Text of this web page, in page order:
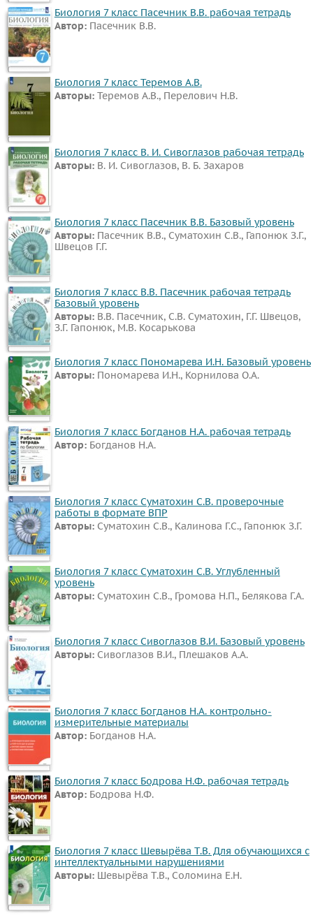
Биология 7 класс Пасечник В.В. рабочая тетрадь
Автор: Пасечник В.В.
Биология 7 класс Теремов А.В.
Авторы: Теремов А.В., Перелович Н.В.
Биология 7 класс В. И. Сивоглазов рабочая тетрадь
Авторы: В. И. Сивоглазов, В. Б. Захаров
Биология 7 класс Пасечник В.В. Базовый уровень
Авторы: Пасечник В.В., Суматохин С.В., Гапонюк З.Г.,
Швецов Г.Г.
Биология 7 класс В.В. Пасечник рабочая тетрадь
Базовый уровень
Авторы: В.В. Пасечник, С.В. Суматохин, Г.Г. Швецов,
З.Г. Гапонюк, М.В. Косарькова
Биология 7 класс Пономарева И.Н. Базовый уровень
Авторы: Пономарева И.Н., Корнилова О.А.
Биология 7 класс Богданов Н.А. рабочая тетрадь
Автор: Богданов Н.А.
Биология 7 класс Суматохин С.В. проверочные
работы в формате ВПР
Авторы: Суматохин С.В., Калинова Г.С., Гапонюк З.Г.
Биология 7 класс Суматохин С.В. Углубленный
уровень
Авторы: Суматохин С.В., Громова Н.П., Белякова Г.А.
Биология 7 класс Сивоглазов В.И. Базовый уровень
Авторы: Сивоглазов В.И., Плешаков А.А.
Биология 7 класс Богданов Н.А. контрольно-
измерительные материалы
Автор: Богданов Н.А.
Биология 7 класс Бодрова Н.Ф. рабочая тетрадь
Автор: Бодрова Н.Ф.
Биология 7 класс Шевырёва Т.В. Для обучающихся с
интеллектуальными нарушениями
Авторы: Шевырёва Т.В., Соломина Е.Н.